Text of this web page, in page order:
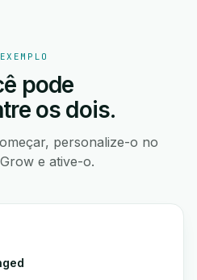
pode
os dois.
personalize-o no
e ative-o.